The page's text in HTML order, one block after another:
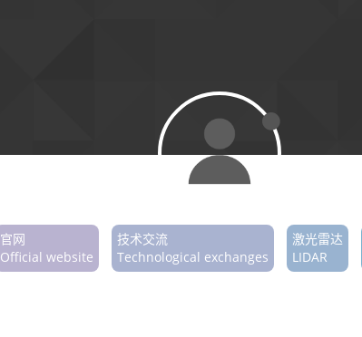
官网
Official website
技术交流
Technological exchanges
激光雷达
LIDAR